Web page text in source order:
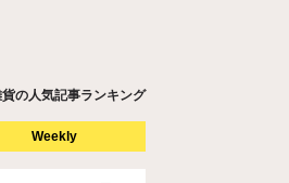
の人気記事ランキング
Weekly